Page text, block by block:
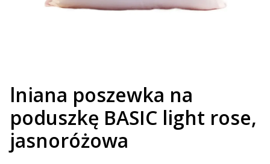
lniana poszewka na
poduszkę BASIC light rose,
jasnoróżowa